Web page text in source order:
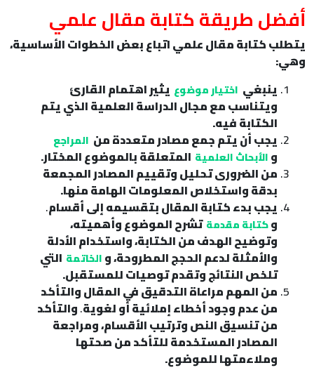
أفضل طريقة كتابة مقال علمي
يتطلب كتابة مقال علمي اتباع بعض الخطوات الأساسية،
وهي:
ينبغي اختيار موضوع يثير اهتمام القارئ
ويتناسب مع مجال الدراسة العلمية الذي يتم
الكتابة فيه.
يجب أن يتم جمع مصادر متعددة من المراجع
والأبحاث العلمية المتعلقة بالموضوع المختار.
من الضرورى تحليل وتقييم المصادر المجمعة
بدقة واستخلاص المعلومات الهامة منها.
يجب بدء كتابة المقال بتقسيمه إلى أقسام.
وكتابة مقدمةتشرح الموضوع وأهميته،
وتوضيح الهدف من الكتابة، واستخدام الأدلة
والأمثلة لدعم الحجج المطروحة، والخاتمة التي
تلخص النتائج وتقدم توصيات للمستقبل.
من المهم مراعاة التدقيق في المقال والتأكد
من عدم وجود أخطاء إملائية أو لغوية.والتأكد
من تنسيق النص وترتيب الأقسام، ومراجعة
المصادر المستخدمة للتأكد من صحتها
وملاءمتها للموضوع.